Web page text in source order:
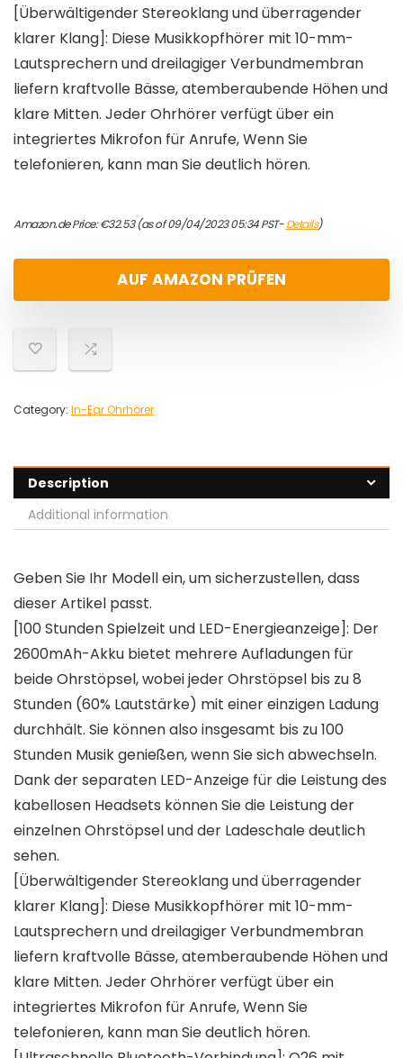
[Überwältigender Stereoklang und überragender
klarer Klang]: Diese Musikkopfhörer mit 10-mm-
Lautsprechern und dreilagiger Verbundmembran
liefern kraftvolle Bässe, atemberaubende Höhen und
klare Mitten. Jeder Ohrhörer verfügt über ein
integriertes Mikrofon für Anrufe, Wenn Sie
telefonieren, kann man Sie deutlich hören.
Amazon.de Price:€32.53(as of 09/04/2023 05:34 PST-Details)
AUF AMAZON PRÜFEN
Category: In-Ear Ohrhörer
Description
Additional information
Geben Sie Ihr Modell ein, um sicherzustellen, dass
dieser Artikel passt.
[100 Stunden Spielzeit und LED-Energieanzeige]: Der
2600mAh-Akku bietet mehrere Aufladungen für
beide Ohrstöpsel, wobei jeder Ohrstöpsel bis zu 8
Stunden (60% Lautstärke) mit einer einzigen Ladung
durchhält. Sie können also insgesamt bis zu 100
Stunden Musik genießen, wenn Sie sich abwechseln.
Dank der separaten LED-Anzeige für die Leistung des
kabellosen Headsets können Sie die Leistung der
einzelnen Ohrstöpsel und der Ladeschale deutlich
sehen.
[Überwältigender Stereoklang und überragender
klarer Klang]: Diese Musikkopfhörer mit 10-mm-
Lautsprechern und dreilagiger Verbundmembran
liefern kraftvolle Bässe, atemberaubende Höhen und
klare Mitten. Jeder Ohrhörer verfügt über ein
integriertes Mikrofon für Anrufe, Wenn Sie
telefonieren, kann man Sie deutlich hören.